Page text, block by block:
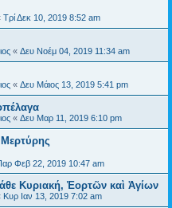
Τρί Δεκ 10, 2019 8:52 am
« Δευ Νοέμ 04, 2019 11:34 am
« Δευ Μάιος 13, 2019 5:41 pm
« Δευ Μαρ 11, 2019 6:10 pm
Φεβ 22, 2019 10:47 am
Κυριακή, Ἑορτῶν καὶ Ἁγίων
Κυρ Ιαν 13, 2019 7:02 am